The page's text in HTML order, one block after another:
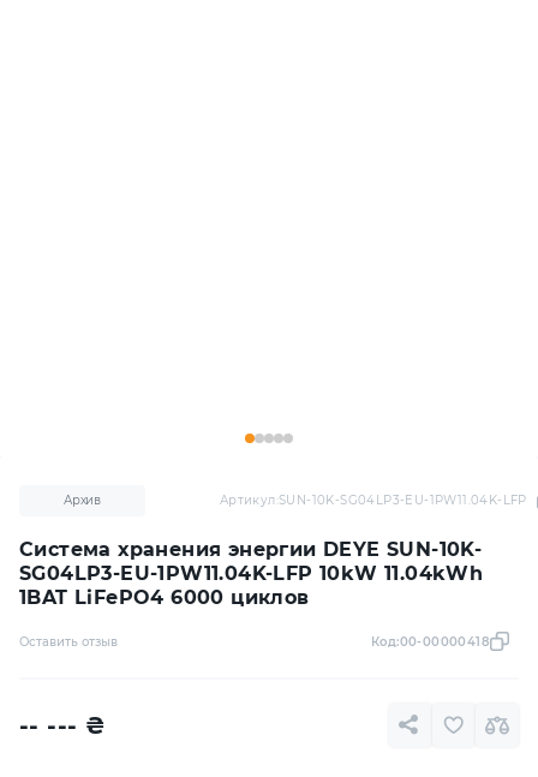
Система хранения энергии DEYE SUN-10K-
SG04LP3-EU-1PW11.04K-LFP 10kW 11.04kWh
1BAT LiFePO4 6000 циклов
Архив Артикул:SUN-10K-SG04LP3-EU-1PW11.04K-LFP
Оставить отзыв Код:00-00000418
-- --- ₴